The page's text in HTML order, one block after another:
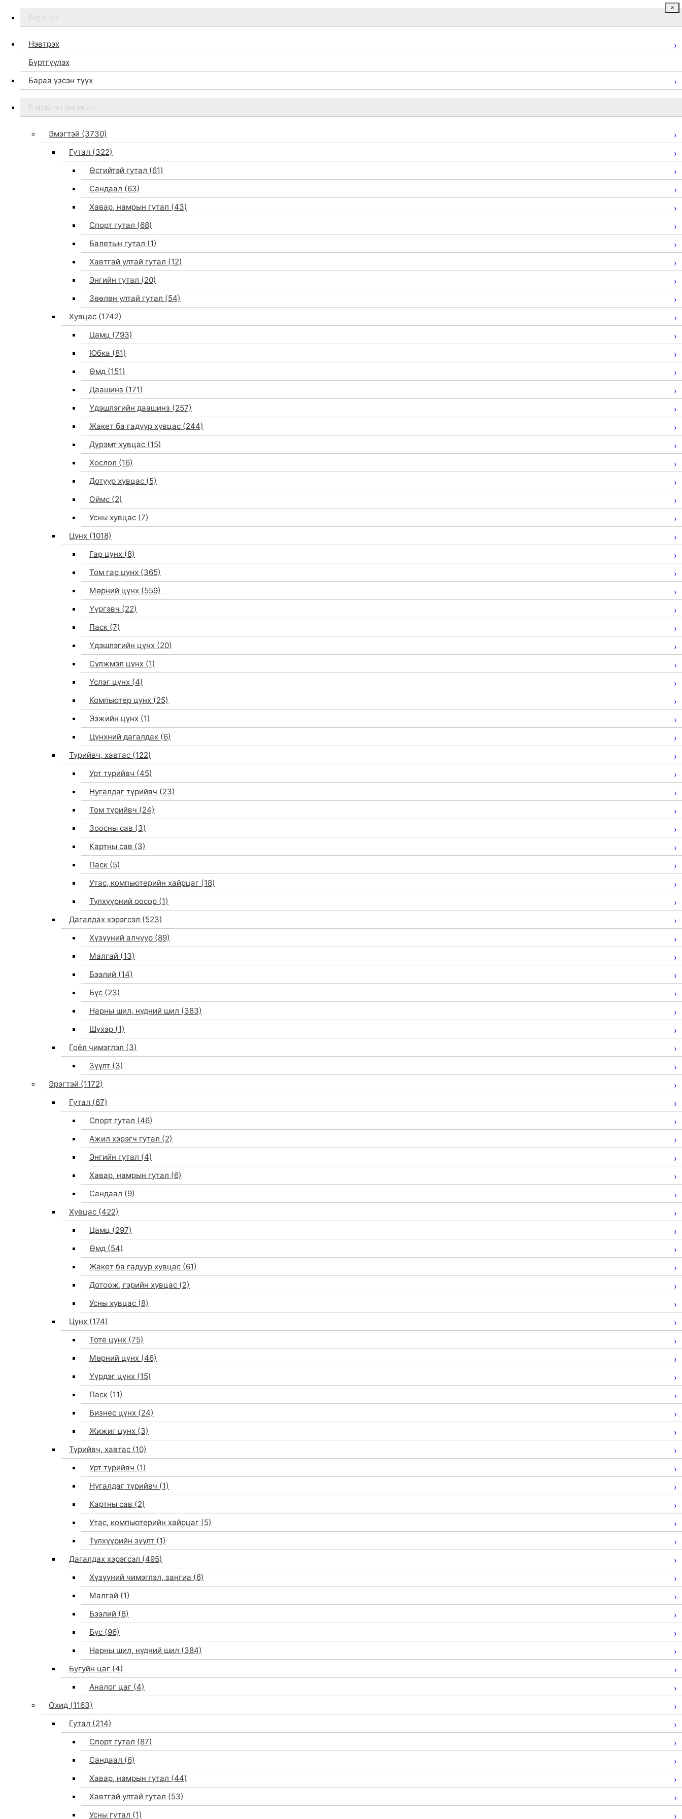
Бидний тухай
Дэлгүүр
Бүртгэл
Нэвтрэх
Бүртгүүлэх
Бараа үзсэн түүх
Барааны ангилал
Эмэгтэй (3730)
Гутал (322)
Өсгийтэй гутал (61)
Сандаал (63)
Хавар, намрын гутал (43)
Спорт гутал (68)
Балетын гутал (1)
Хавтгай ултай гутал (12)
Энгийн гутал (20)
Зөөлөн ултай гутал (54)
Хувцас (1742)
Цамц (793)
Юбка (81)
Өмд (151)
Даашинз (171)
Үдэшлэгийн даашинз (257)
Жакет ба гадуур хувцас (244)
Дүрэмт хувцас (15)
Хослол (16)
Дотуур хувцас (5)
Оймс (2)
Усны хувцас (7)
Цүнх (1018)
Гар цүнх (8)
Том гар цүнх (365)
Мөрний цүнх (559)
Үүргэвч (22)
Паск (7)
Үдэшлэгийн цүнх (20)
Сүлжмэл цүнх (1)
Үслэг цүнх (4)
Компьютер цүнх (25)
Ээжийн цүнх (1)
Цүнхний дагалдах (6)
Түрийвч, хавтас (122)
Урт түрийвч (45)
Нугалдаг түрийвч (23)
Том түрийвч (24)
Зоосны сав (3)
Картны сав (3)
Паск (5)
Утас, компьютерийн хайрцаг (18)
Түлхүүрний оосор (1)
Дагалдах хэрэгсэл (523)
Хүзүүний алчуур (89)
Малгай (13)
Бээлий (14)
Бүс (23)
Нарны шил, нүдний шил (383)
Шүхэр (1)
Гоёл чимэглэл (3)
Зүүлт (3)
Эрэгтэй (1172)
Гутал (67)
Спорт гутал (46)
Ажил хэрэгч гутал (2)
Энгийн гутал (4)
Хавар, намрын гутал (6)
Сандаал (9)
Хувцас (422)
Цамц (297)
Өмд (54)
Жакет ба гадуур хувцас (61)
Дотоож, гэрийн хувцас (2)
Усны хувцас (8)
Цүнх (174)
Тоте цүнх (75)
Мөрний цүнх (46)
Үүрдэг цүнх (15)
Паск (11)
Бизнес цүнх (24)
Жижиг цүнх (3)
Түрийвч, хавтас (10)
Урт түрийвч (1)
Нугалдаг түрийвч (1)
Картны сав (2)
Утас, компьютерийн хайрцаг (5)
Түлхүүрийн зүүлт (1)
Дагалдах хэрэгсэл (495)
Хүзүүний чимэглэл, зангиа (6)
Малгай (1)
Бээлий (8)
Бүс (96)
Нарны шил, нүдний шил (384)
Бугуйн цаг (4)
Аналог цаг (4)
Охид (1163)
Гутал (214)
Спорт гутал (87)
Сандаал (6)
Хавар, намрын гутал (44)
Хавтгай ултай гутал (53)
Усны гутал (1)